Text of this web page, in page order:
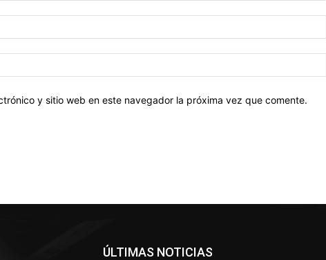
y sitio web en este navegador la próxima vez que comente.
ÚLTIMAS NOTICIAS